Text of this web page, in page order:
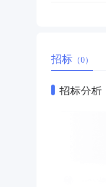
招标 （0）
招标分析